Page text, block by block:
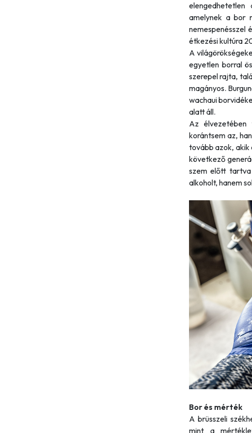
amelynek a bor
nemespenésszel
étkezési kultúra
A
egyetlen borral
szerepel rajta,
magányos.
wachaui
alatt áll.
Az
korántsem az,
tovább azok, akik
következő
szem előtt tartva
alkoholt, hanem
Bor és mérték
A brüsszeli
mint a